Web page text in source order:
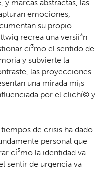
marcas abstractas, las
emociones,
su propio
recrea una versií­³n
cí­³mo el sentido de
y subvierte la
las proyecciones
una mirada mí­¡s
por el clichí­© y
de crisis ha dado
personal que
cí­³mo la identidad va
sentir de urgencia va